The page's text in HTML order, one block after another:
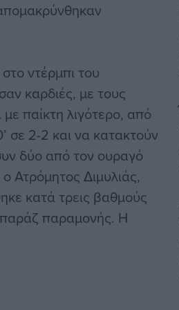
ντέρμπι του
καρδιές, με τους
παίκτη λιγότερο, από
σε 2-2 και να κατακτούν
δύο από τον ουραγό
Ατρόμητος Διμυλιάς,
κατά τρεις βαθμούς
παραμονής. Η